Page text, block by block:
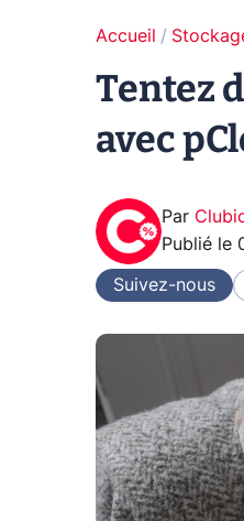
Accueil
Tentez
avec
Par
Publié le
Suivez-nous